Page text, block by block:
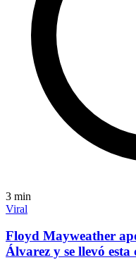
3 min
Viral
Floyd Mayweather
Álvarez y se llevó